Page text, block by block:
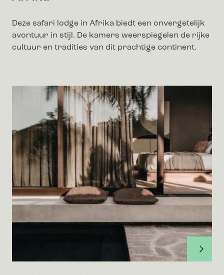
Deze safari lodge in Afrika biedt een onvergetelijk
avontuur in stijl. De kamers weerspiegelen de rijke
cultuur en tradities van dit prachtige continent.